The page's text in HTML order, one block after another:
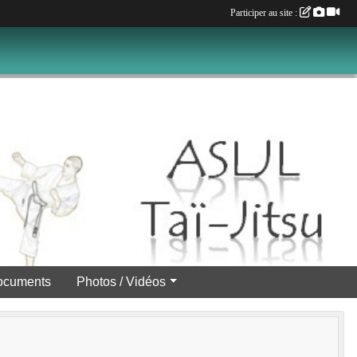
Photos / Vidéos
Participer au site :